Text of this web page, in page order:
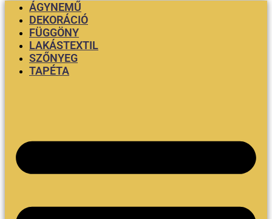
ÁGYNEMŰ
DEKORÁCIÓ
FÜGGÖNY
LAKÁSTEXTIL
SZŐNYEG
TAPÉTA